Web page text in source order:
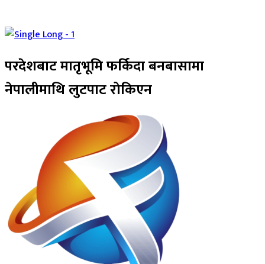
परदेशबाट मातृभूमि फर्किदा बनबासामा
नेपालीमाथि लुटपाट रोकिएन